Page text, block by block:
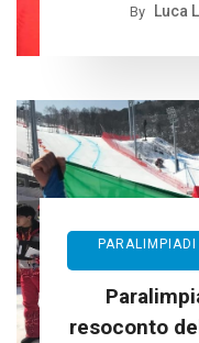
By Luca
resoconto